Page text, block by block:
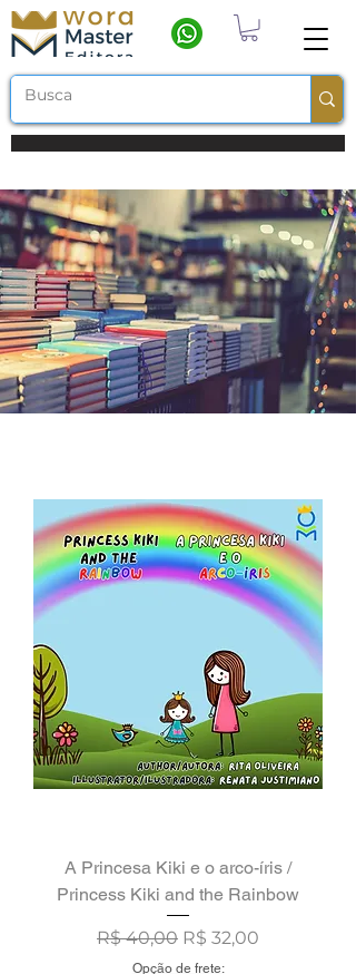
A Princesa Kiki e o arco-íris /
Princess Kiki and the Rainbow
Preço normal
R$ 40,00 Preço promocional
R$ 32,00
Opção de frete: